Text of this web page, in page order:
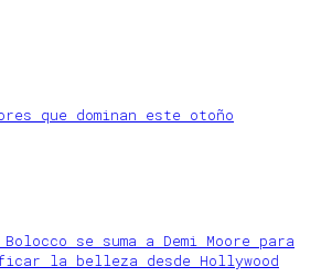
que dominan este otoño
se suma a Demi Moore para
la belleza desde Hollywood